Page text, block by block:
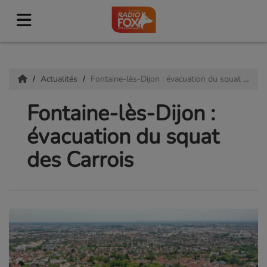
Actualités Fontaine-lès-Dijon : évacuation du squat des Carrois
Fontaine-lès-Dijon :
évacuation du squat
des Carrois